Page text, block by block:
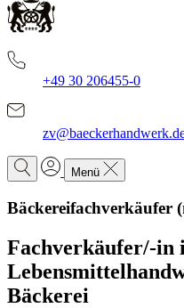
+49 30 206455-0
Menü
Bäckereifachverkäufer
Fachverkäufer/-in
Bäckerei